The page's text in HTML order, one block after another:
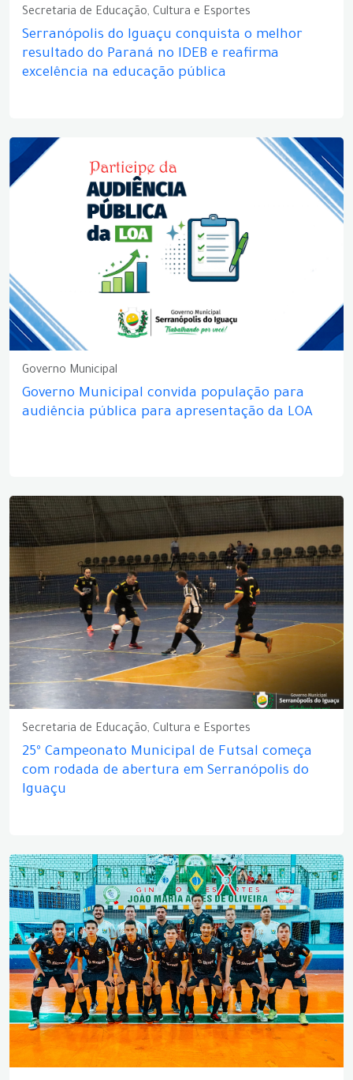
Secretaria de Educação, Cultura e Esportes
Serranópolis do Iguaçu conquista o melhor
resultado do Paraná no IDEB e reafirma
excelência na educação pública
Governo Municipal
Governo Municipal convida população para
audiência pública para apresentação da LOA
Secretaria de Educação, Cultura e Esportes
25º Campeonato Municipal de Futsal começa
com rodada de abertura em Serranópolis do
Iguaçu